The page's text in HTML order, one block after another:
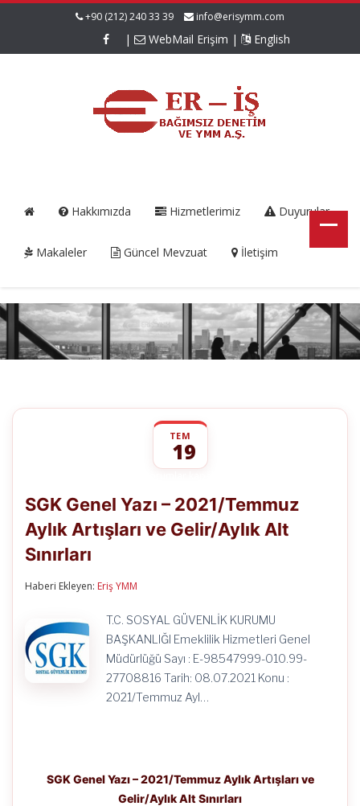
+90 (212) 240 33 39 info@erisymm.com
| WebMail Erişim | English
Hakkımızda Hizmetlerimiz Duyurular
Makaleler Güncel Mevzuat İletişim
TEM
19
Yazı
2021/Temmuz
Sınırları
için
SGK Genel Yazı – 2021/Temmuz
Aylık Artışları ve Gelir/Aylık Alt
Sınırları
Haberi Ekleyen: Eriş YMM
T.C. SOSYAL GÜVENLİK KURUMU
BAŞKANLIĞI Emeklilik Hizmetleri Genel
Müdürlüğü Sayı : E-98547999-010.99-
27708816 Tarih: 08.07.2021 Konu :
2021/Temmuz Ayl…
SGK Genel Yazı – 2021/Temmuz Aylık Artışları ve
Gelir/Aylık Alt Sınırları